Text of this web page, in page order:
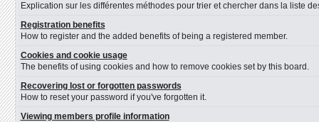
Explication sur les différentes méthodes pour trier et chercher dans la liste
Registration benefits
How to register and the added benefits of being a registered member.
Cookies and cookie usage
The benefits of using cookies and how to remove cookies set by this board.
Recovering lost or forgotten passwords
How to reset your password if you've forgotten it.
Viewing members profile information